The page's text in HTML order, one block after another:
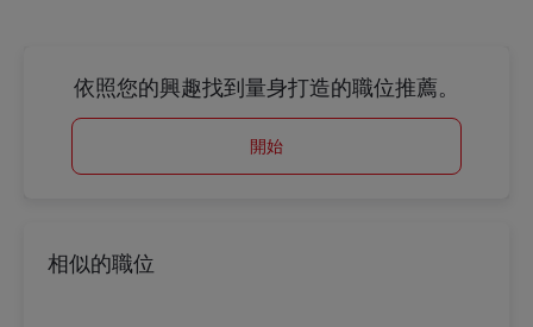
依照您的興趣找到量身打造的職位推薦。
開始
相似的職位